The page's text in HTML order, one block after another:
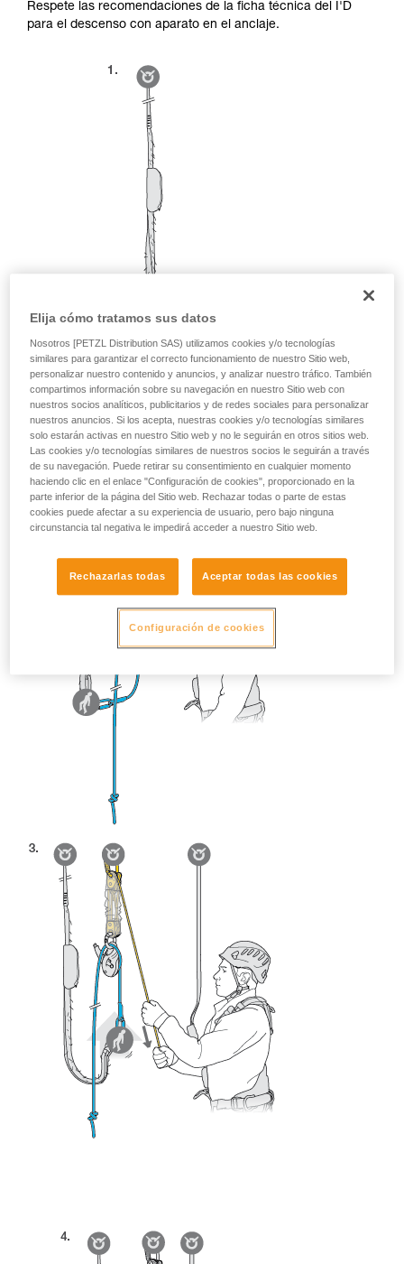
Respete las recomendaciones de la ficha técnica del I'D
para el descenso con aparato en el anclaje.
Elija cómo tratamos sus datos
Nosotros [PETZL Distribution SAS) utilizamos cookies y/o tecnologías
similares para garantizar el correcto funcionamiento de nuestro Sitio web,
personalizar nuestro contenido y anuncios, y analizar nuestro tráfico. También
compartimos información sobre su navegación en nuestro Sitio web con
nuestros socios analíticos, publicitarios y de redes sociales para personalizar
nuestros anuncios. Si los acepta, nuestras cookies y/o tecnologías similares
solo estarán activas en nuestro Sitio web y no le seguirán en otros sitios web.
Las cookies y/o tecnologías similares de nuestros socios le seguirán a través
de su navegación. Puede retirar su consentimiento en cualquier momento
haciendo clic en el enlace "Configuración de cookies", proporcionado en la
parte inferior de la página del Sitio web. Rechazar todas o parte de estas
cookies puede afectar a su experiencia de usuario, pero bajo ninguna
circunstancia tal negativa le impedirá acceder a nuestro Sitio web.
Rechazarlas todas Aceptar todas las cookies
Configuración de cookies